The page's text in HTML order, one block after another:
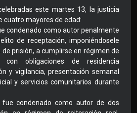
este martes 13, la justicia
cuatro mayores de edad:
condenado como autor penalmente
de receptación, imponiéndosele
prisión, a cumplirse en régimen de
con obligaciones de residencia
y vigilancia, presentación semanal
y servicios comunitarios durante
fue condenado como autor de dos